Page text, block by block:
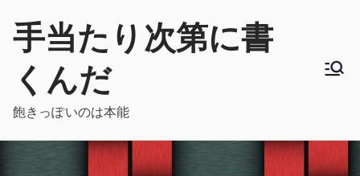
手当たり次第に書
くんだ
飽きっぽいのは本能